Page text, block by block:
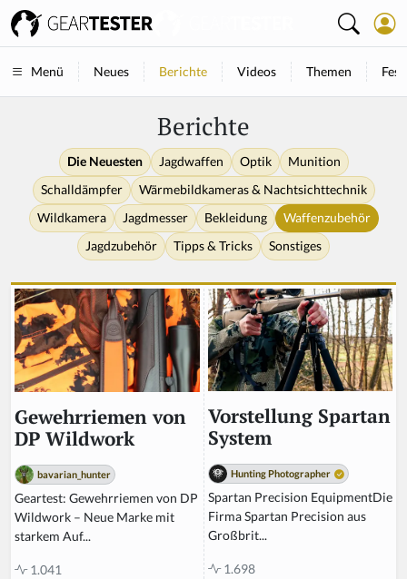
Menü Neues Berichte Videos Themen
Berichte
Die Neuesten Jagdwaffen Optik
Munition
Schalldämpfer
Wärmebildkameras & Nachtsichttechnik
Wildkamera
Jagdmesser Bekleidung
Waffenzubehör
Jagdzubehör
Tipps & Tricks Sonstiges
Gewehrriemen von
DP Wildwork
bavarian_hunter
Geartest: Gewehrriemen von DP
Wildwork – Neue Marke mit
starkem Auf...
1.041
Vorstellung Spartan
System
Hunting Photographer
Spartan Precision EquipmentDie
Firma Spartan Precision aus
Großbrit...
1.698